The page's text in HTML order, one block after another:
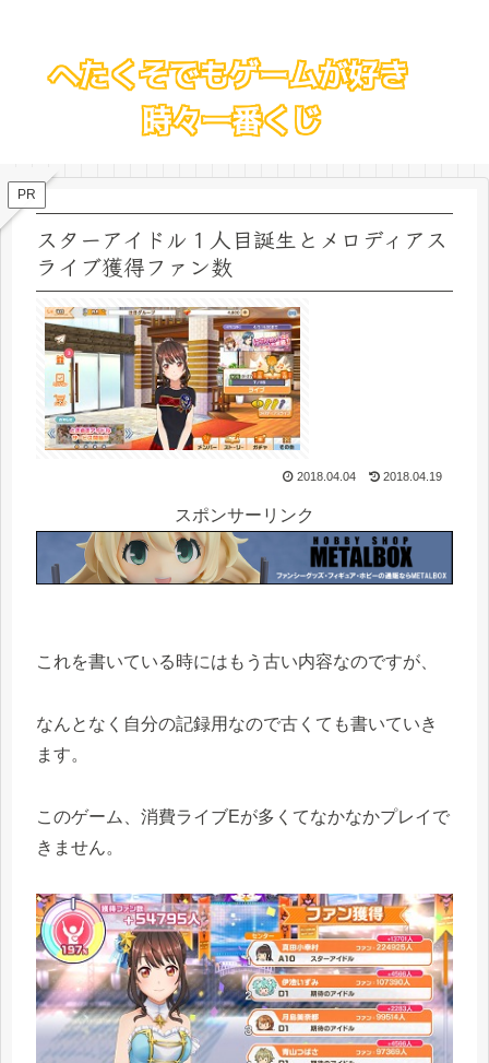
PR
スターアイドル１人目誕生とメロディアス
ライブ獲得ファン数
2018.04.04 2018.04.19
スポンサーリンク
これを書いている時にはもう古い内容なのですが、
なんとなく自分の記録用なので古くても書いていき
ます。
このゲーム、消費ライブEが多くてなかなかプレイで
きません。